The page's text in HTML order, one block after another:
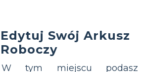
Edytuj Swój Arkusz
Roboczy
W tym miejscu podasz